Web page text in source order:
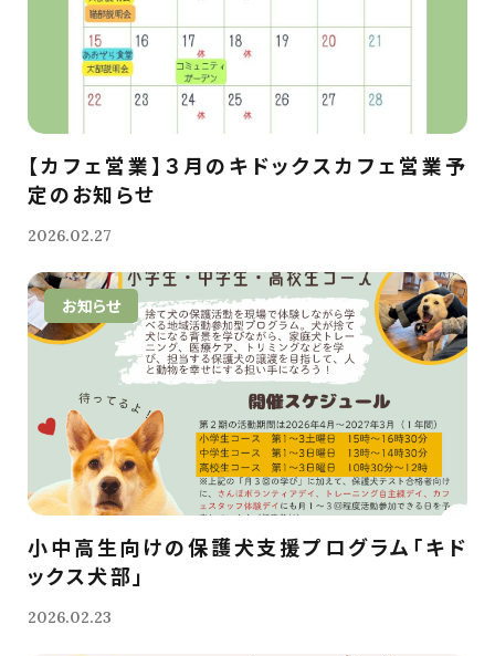
【カフェ営業】３月のキドックスカフェ営業予
定のお知らせ
2026.02.27
お知らせ
小中高生向けの保護犬支援プログラム「キド
ックス犬部」
2026.02.23